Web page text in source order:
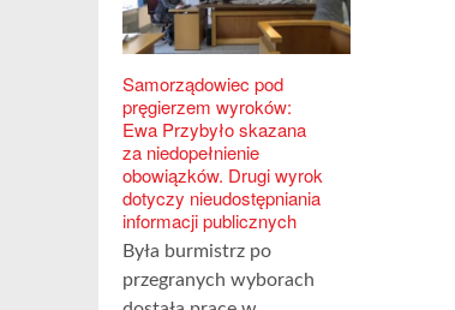
Samorządowiec pod
pręgierzem wyroków:
Ewa Przybyło skazana
za niedopełnienie
obowiązków. Drugi wyrok
dotyczy nieudostępniania
informacji publicznych
Była burmistrz po
przegranych wyborach